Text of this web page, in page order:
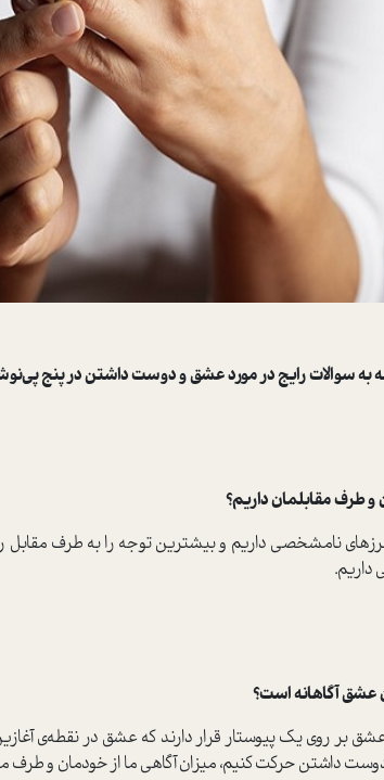
به سوالات رایج در مورد عشق و دوست داشتن در پنج
طرف مقابلمان داریم؟
نامشخصی داریم و بیشترین توجه را به طرف مقابل
آگاهانه است؟
بر روی یک پیوستار قرار دارند که عشق در نقطه‌ی
داشتن حرکت کنیم، میزان آگاهی ما از خودمان و طرف